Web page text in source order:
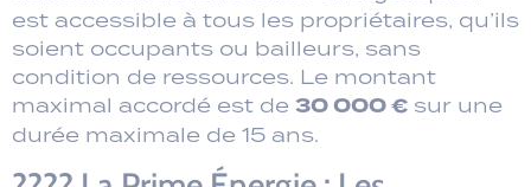
est accessible à tous les propriétaires, qu’ils
soient occupants ou bailleurs, sans
condition de ressources. Le montant
maximal accordé est de 30 000 € sur une
durée maximale de 15 ans.